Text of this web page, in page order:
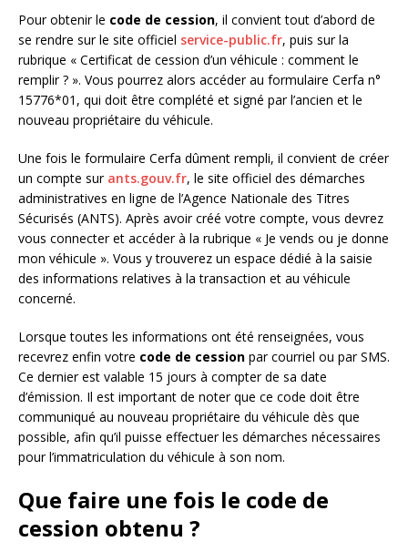
Pour obtenir le code de cession, il convient tout d’abord de
se rendre sur le site officiel service-public.fr, puis sur la
rubrique « Certificat de cession d’un véhicule : comment le
remplir ? ». Vous pourrez alors accéder au formulaire Cerfa n°
15776*01, qui doit être complété et signé par l’ancien et le
nouveau propriétaire du véhicule.
Une fois le formulaire Cerfa dûment rempli, il convient de créer
un compte sur ants.gouv.fr, le site officiel des démarches
administratives en ligne de l’Agence Nationale des Titres
Sécurisés (ANTS). Après avoir créé votre compte, vous devrez
vous connecter et accéder à la rubrique « Je vends ou je donne
mon véhicule ». Vous y trouverez un espace dédié à la saisie
des informations relatives à la transaction et au véhicule
concerné.
Lorsque toutes les informations ont été renseignées, vous
recevrez enfin votre code de cession par courriel ou par SMS.
Ce dernier est valable 15 jours à compter de sa date
d’émission. Il est important de noter que ce code doit être
communiqué au nouveau propriétaire du véhicule dès que
possible, afin qu’il puisse effectuer les démarches nécessaires
pour l’immatriculation du véhicule à son nom.
Que faire une fois le code de
cession obtenu ?